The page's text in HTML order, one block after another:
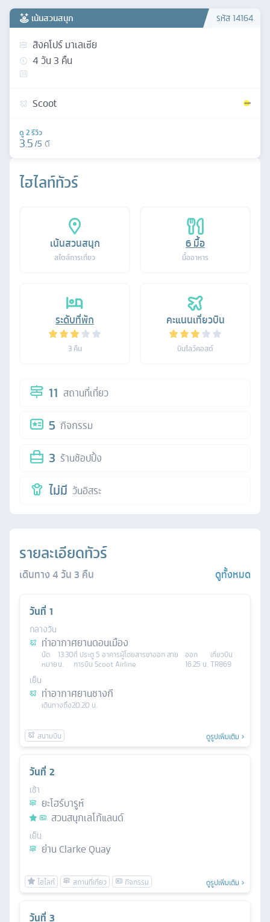
ไฮไลท์ทัวร์
เน้นสวนสนุก
สไตล์การเที่ยว
6มื้อ
มื้ออาหาร
ระดับที่พัก
3คืน
คะแนนเที่ยวบิน
บินโลว์คอสต์
11 สถานที่เที่ยว
5 กิจกรรม
3 ร้านช้อปปิ้ง
ไม่มี วันอิสระ
รายละเอียดทัวร์
เดินทาง4วัน3 คืน ดูทั้งหมด
วันที่ 1
กลางวัน
ท่าอากาศยานดอนเมือง
นัด
หมาย
13.30
น.
ที่ ประตู 5 อาคารผู้โดยสารขาออก สาย
การบิน Scoot Airline
ออก
16.25 น.
เที่ยวบิน
TR869
เย็น
ท่าอากาศยานชางกี
เดินทางถึง20.20 น.
ดูรูปเพิ่มเติม
วันที่ 2
เช้า
ยะโฮร์บารูห์
สวนสนุกเลโก้แลนด์
เย็น
ย่าน Clarke Quay
ดูรูปเพิ่มเติม
วันที่ 3
เน้นสวนสนุก รหัส14164
สิงคโปร์ มาเลเซีย
4วัน3 คืน
Scoot
ดู 2รีวิว
3.5/5 ดี